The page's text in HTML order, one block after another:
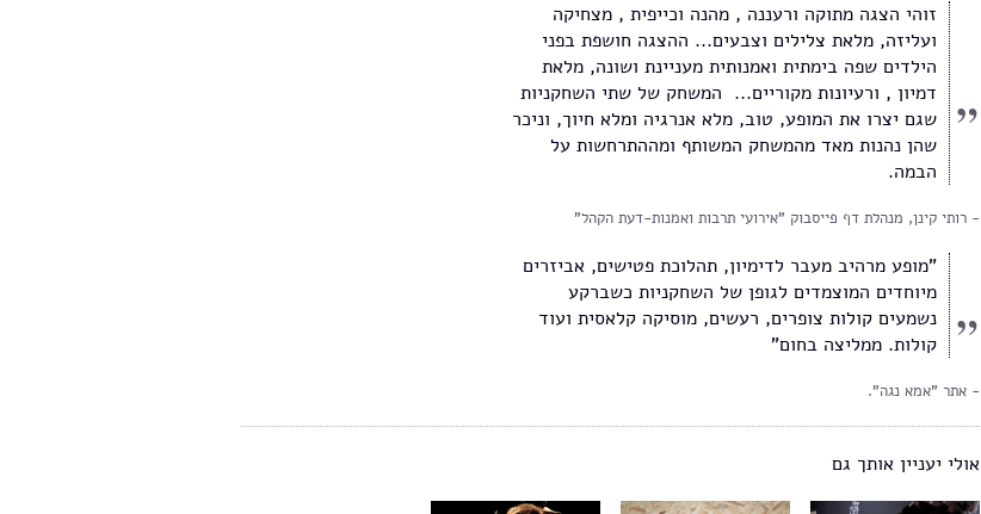
זוהי הצגה מתוקה ורעננה , מהנה וכייפית , מצחיקה
ועליזה, מלאת צלילים וצבעים... ההצגה חושפת בפני
הילדים שפה בימתית ואמנותית מעניינת ושונה, מלאת
דמיון , ורעיונות מקוריים... המשחק של שתי השחקניות
שגם יצרו את המופע, טוב, מלא אנרגיה ומלא חיוך, וניכר
שהן נהנות מאד מהמשחק המשותף ומההתרחשות על
הבמה.
רותי קינן, מנהלת דף פייסבוק "אירועי תרבות ואמנות-דעת הקהל"
"מופע מרהיב מעבר לדימיון, תהלוכת פטישים, אביזרים
מיוחדים המוצמדים לגופן של השחקניות כשברקע
נשמעים קולות צופרים, רעשים, מוסיקה קלאסית ועוד
קולות. ממליצה בחום"
אתר "אמא נגה".
אולי יעניין אותך גם